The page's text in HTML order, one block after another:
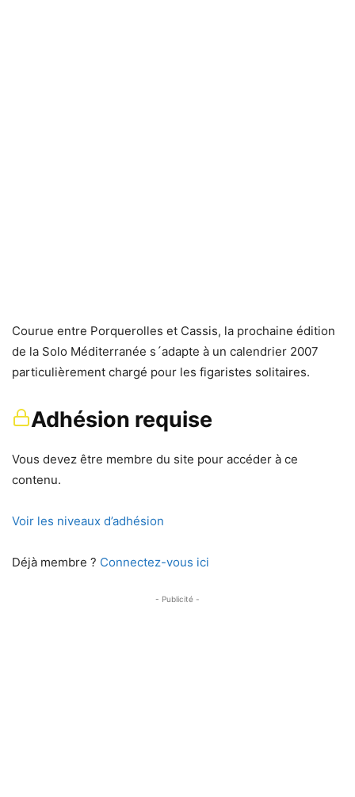
Courue entre Porquerolles et Cassis, la prochaine édition
de la Solo Méditerranée s´adapte à un calendrier 2007
particulièrement chargé pour les figaristes solitaires.
Adhésion requise
Vous devez être membre du site pour accéder à ce
contenu.
Voir les niveaux d’adhésion
Déjà membre ? Connectez-vous ici
- Publicité -